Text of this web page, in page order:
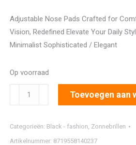
Adjustable Nose Pads Crafted for
Vision, Redefined Elevate Your Daily
Minimalist Sophisticated / Elegant
Op voorraad
aantal
Toevoegen aan
Categorieën: Black - fashion, Zonnebrillen
Artikelnummer: 8719558140237